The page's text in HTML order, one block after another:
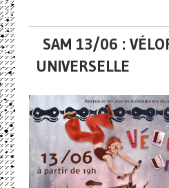
SAM 13/06 :
UNIVERSELLE